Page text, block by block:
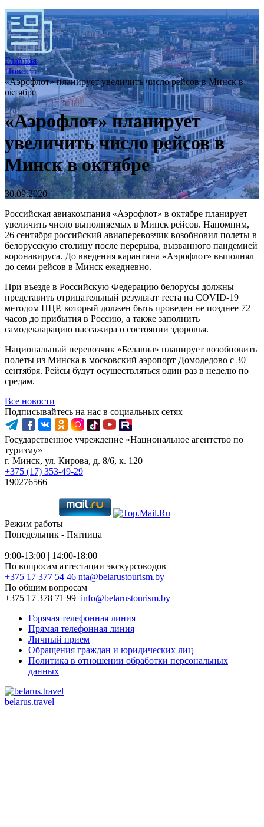
Главная
Новости
«Аэрофлот» планирует увеличить число рейсов в Минск в
октябре
«Аэрофлот» планирует
увеличить число рейсов в
Минск в октябре
30.09.2020
Российская авиакомпания «Аэрофлот» в октябре планирует
увеличить число выполняемых в Минск рейсов. Напомним,
26 сентября российский авиаперевозчик возобновил полеты в
белорусскую столицу после перерыва, вызванного пандемией
коронавируса. До введения карантина «Аэрофлот» выполнял
до семи рейсов в Минск ежедневно.
При въезде в Российскую Федерацию белорусы должны
представить отрицательный результат теста на COVID-19
методом ПЦР, который должен быть проведен не позднее 72
часов до прибытия в Россию, а также заполнить
самодекларацию пассажира о состоянии здоровья.
Национальный перевозчик «Белавиа» планирует возобновить
полеты из Минска в московский аэропорт Домодедово с 30
сентября. Рейсы будут осуществляться один раз в неделю по
средам.
Все новости
Подписывайтесь на нас в социальных сетях
Государственное учреждение «Национальное агентство по
туризму»
г. Минск, ул. Кирова, д. 8/6, к. 120
+375 (17) 353-49-29
190276566
Режим работы
Понедельник - Пятница
9:00-13:00 | 14:00-18:00
По вопросам аттестации экскурсоводов
+375 17 377 54 46 nta@belarustourism.by
По общим вопросам
+375 17 378 71 99 info@belarustourism.by
Горячая телефонная линия
Прямая телефонная линия
Личный прием
Обращения граждан и юридических лиц
Политика в отношении обработки персональных
данных
belarus.travel